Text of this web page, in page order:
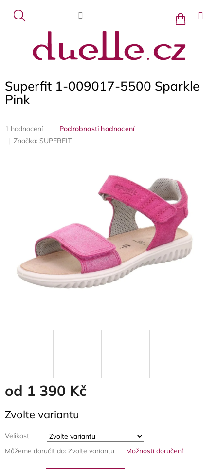
obsah
Nákupní
košík
Superfit 1-009017-5500 Sparkle
Pink
Průměrné
produktu
1 hodnocení
Podrobnosti hodnocení
Značka: SUPERFIT
od 1 390 Kč
cena:
Zvolte variantu
Velikost
Můžeme doručit do: Zvolte variantu Možnosti doručení